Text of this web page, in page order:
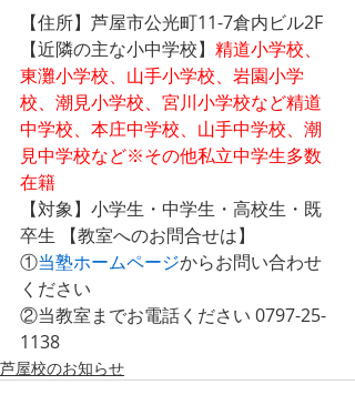
【住所】芦屋市公光町11-7倉内ビル2F
【近隣の主な小中学校】 精道小学校、
東灘小学校、山手小学校、岩園小学
校、潮見小学校、宮川小学校など精道
中学校、本庄中学校、山手中学校、潮
見中学校など※その他私立中学生多数
在籍
【対象】小学生・中学生・高校生・既
卒生 【教室へのお問合せは】
①当塾ホームページからお問い合わせ
ください
②当教室までお電話ください 0797-25-
1138
芦屋校のお知らせ